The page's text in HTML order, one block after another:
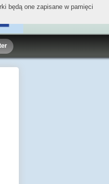
będą one zapisane w pamięci